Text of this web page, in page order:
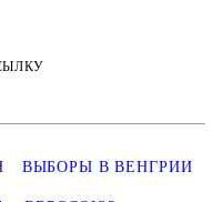
ВЫБОРЫ В ВЕНГРИИ